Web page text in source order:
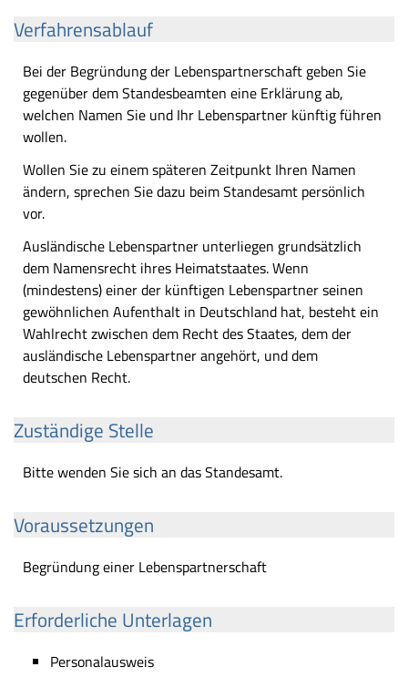
Verfahrensablauf
Bei der Begründung der Lebenspartnerschaft geben Sie
gegenüber dem Standesbeamten eine Erklärung ab,
welchen Namen Sie und Ihr Lebenspartner künftig führen
wollen.
Wollen Sie zu einem späteren Zeitpunkt Ihren Namen
ändern, sprechen Sie dazu beim Standesamt persönlich
vor.
Ausländische Lebenspartner unterliegen grundsätzlich
dem Namensrecht ihres Heimatstaates. Wenn
(mindestens) einer der künftigen Lebenspartner seinen
gewöhnlichen Aufenthalt in Deutschland hat, besteht ein
Wahlrecht zwischen dem Recht des Staates, dem der
ausländische Lebenspartner angehört, und dem
deutschen Recht.
Zuständige Stelle
Bitte wenden Sie sich an das Standesamt.
Voraussetzungen
Begründung einer Lebenspartnerschaft
Erforderliche Unterlagen
Personalausweis